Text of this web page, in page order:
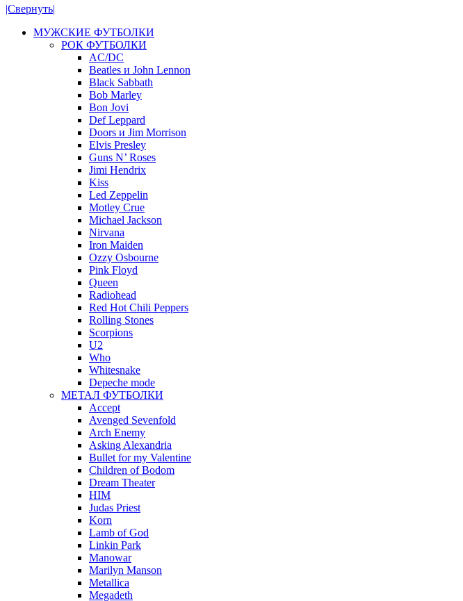
|Свернуть|
МУЖСКИЕ ФУТБОЛКИ
РОК ФУТБОЛКИ
AC/DC
Beatles и John Lennon
Black Sabbath
Bob Marley
Bon Jovi
Def Leppard
Doors и Jim Morrison
Elvis Presley
Guns N’ Roses
Jimi Hendrix
Kiss
Led Zeppelin
Motley Crue
Michael Jackson
Nirvana
Iron Maiden
Ozzy Osbourne
Pink Floyd
Queen
Radiohead
Red Hot Chili Peppers
Rolling Stones
Scorpions
U2
Who
Whitesnake
Depeche mode
МЕТАЛ ФУТБОЛКИ
Accept
Avenged Sevenfold
Arch Enemy
Asking Alexandria
Bullet for my Valentine
Children of Bodom
Dream Theater
HIM
Judas Priest
Korn
Lamb of God
Linkin Park
Manowar
Marilyn Manson
Metallica
Megadeth